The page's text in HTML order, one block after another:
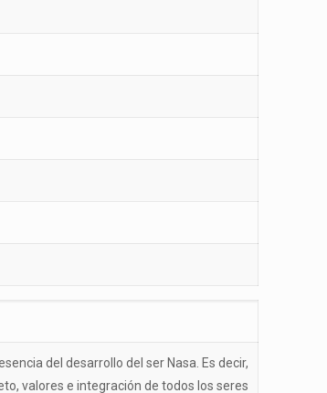
del desarrollo del ser Nasa. Es decir,
valores e integración de todos los seres